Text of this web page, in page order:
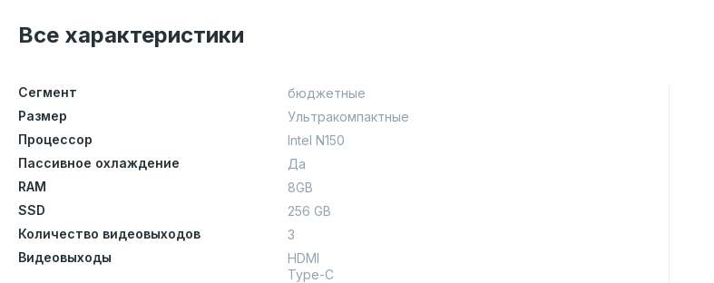
Все характеристики
Сегмент
бюджетные
Размер
Ультракомпактные
Процессор
Intel N150
Пассивное охлаждение
Да
RAM
8GB
SSD
256 GB
Количество видеовыходов
3
Видеовыходы
HDMI
Type-C